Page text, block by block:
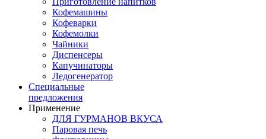
Кофемашины
Кофеварки
Кофемолки
Чайники
Диспенсеры
Капучинаторы
Ледогенератор
Специальные
предложения
Применение
ДЛЯ ГУРМАНОВ ВКУСА
Паровая печь